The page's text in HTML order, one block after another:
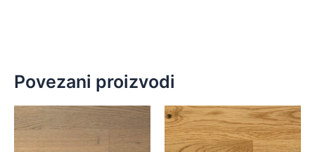
Povezani proizvodi